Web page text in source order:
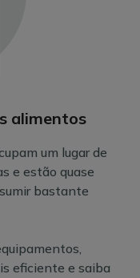
alimentos
um lugar de
e estão quase
bastante
eficiente e saiba